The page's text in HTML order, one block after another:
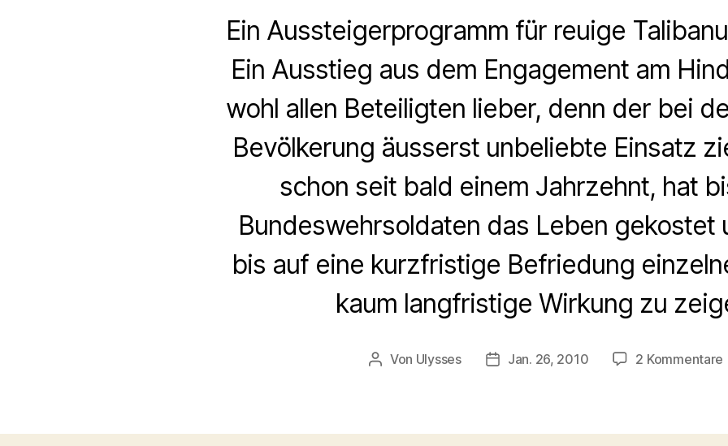
Ein Aussteigerprogramm für reuige
Ein Ausstieg aus dem Engagement am
wohl allen Beteiligten lieber, denn der bei
Bevölkerung äusserst unbeliebte Einsatz
schon seit bald einem Jahrzehnt, hat
Bundeswehrsoldaten das Leben gekostet
bis auf eine kurzfristige Befriedung
kaum langfristige Wirkung zu
Beitragsautor
Von Ulysses Veröffentlichungsdatum
Jan. 26, 2010 2 Kommentare